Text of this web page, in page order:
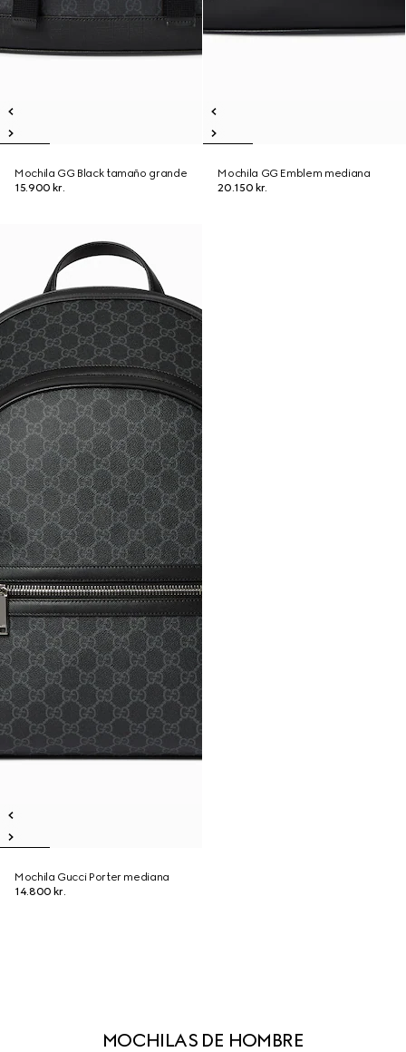
Mochila GG Black tamaño grande
15.900 kr.
Mochila GG Emblem mediana
20.150 kr.
Mochila Gucci Porter mediana
14.800 kr.
MOCHILAS DE HOMBRE